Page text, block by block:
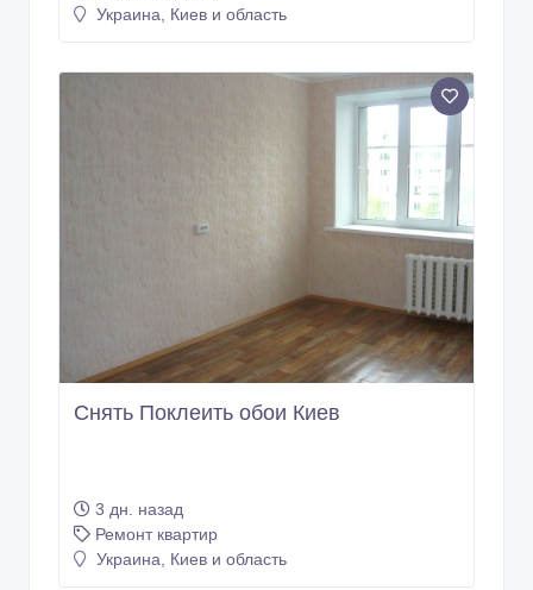
Украина, Киев и область
Снять Поклеить обои Киев
3 дн. назад
Ремонт квартир
Украина, Киев и область